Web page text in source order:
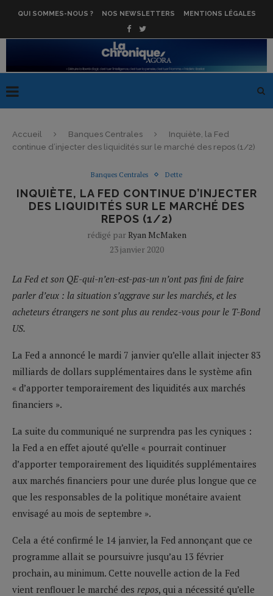
QUI SOMMES-NOUS ? NOS NEWSLETTERS MENTIONS LÉGALES
Accueil Banques Centrales
Inquiète, la Fed
continue d’injecter des liquidités sur le marché des repos (1/2)
Banques Centrales Dette
INQUIÈTE, LA FED CONTINUE D’INJECTER
DES LIQUIDITÉS SUR LE MARCHÉ DES
REPOS (1/2)
rédigé parRyan McMaken
23 janvier 2020
La Fed et son QE-qui-n’en-est-pas-un n’ont pas fini de faire
parler d’eux : la situation s’aggrave sur les marchés, et les
acheteurs étrangers ne sont plus au rendez-vous pour le T-Bond
US.
La Fed a annoncé le mardi 7 janvier qu’elle allait injecter 83
milliards de dollars supplémentaires dans le système afin
« d’apporter temporairement des liquidités aux marchés
financiers ».
La suite du communiqué ne surprendra pas les cyniques :
la Fed a en effet ajouté qu’elle « pourrait continuer
d’apporter temporairement des liquidités supplémentaires
aux marchés financiers pour une durée plus longue que ce
que les responsables de la politique monétaire avaient
envisagé au mois de septembre ».
Cela a été confirmé le 14 janvier, la Fed annonçant que ce
programme allait se poursuivre jusqu’au 13 février
prochain, au minimum. Cette nouvelle action de la Fed
vient renflouer le marché des repos, qui a nécessité qu’elle